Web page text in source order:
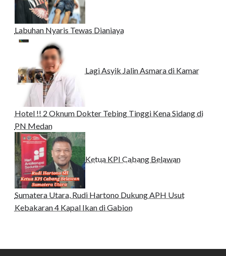
Labuhan Nyaris Tewas Dianiaya
Lagi Asyik Jalin Asmara di Kamar
Hotel !! 2 Oknum Dokter Tebing Tinggi Kena Sidang di
PN Medan
Ketua KPI Cabang Belawan
Sumatera Utara, Rudi Hartono Dukung APH Usut
Kebakaran 4 Kapal Ikan di Gabion